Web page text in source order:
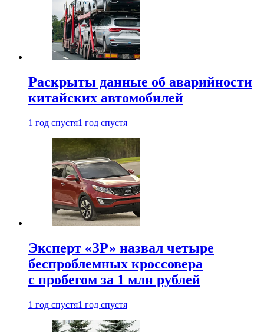
Раскрыты данные об аварийности
китайских автомобилей
1 год спустя1 год спустя
Эксперт «ЗР» назвал четыре
беспроблемных кроссовера
с пробегом за 1 млн рублей
1 год спустя1 год спустя